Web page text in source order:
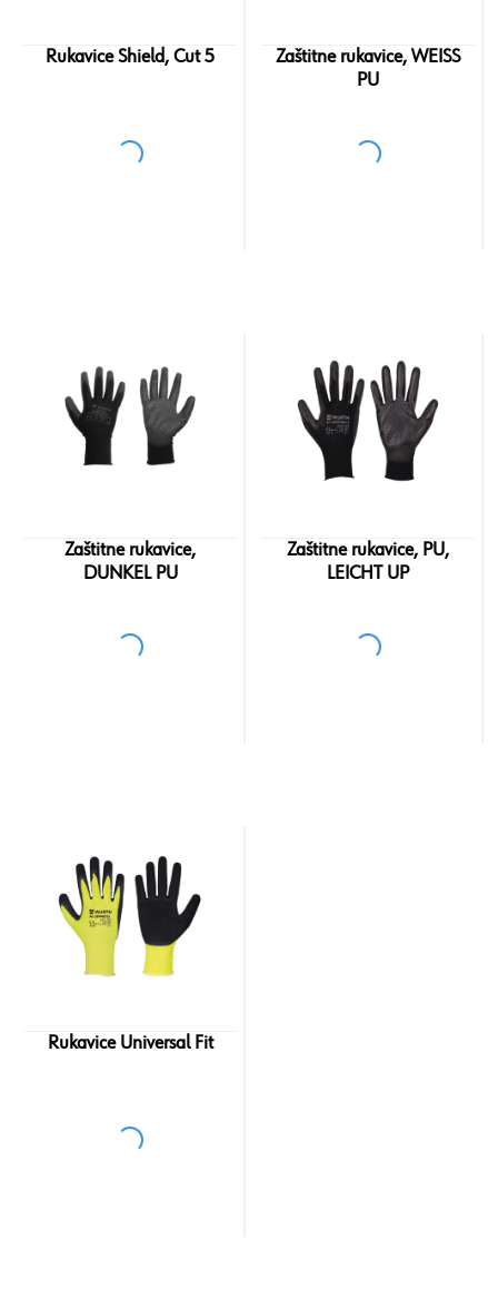
Rukavice Shield, Cut 5
Zaštitne rukavice, WEISS
PU
Zaštitne rukavice,
DUNKEL PU
Zaštitne rukavice, PU,
LEICHT UP
Rukavice Universal Fit